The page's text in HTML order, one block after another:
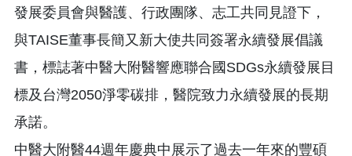
發展委員會與醫護、行政團隊、志工共同見證下，
與TAISE董事長簡又新大使共同簽署永續發展倡議
書，標誌著中醫大附醫響應聯合國SDGs永續發展目
標及台灣2050淨零碳排，醫院致力永續發展的長期
承諾。
中醫大附醫44週年慶典中展示了過去一年來的豐碩